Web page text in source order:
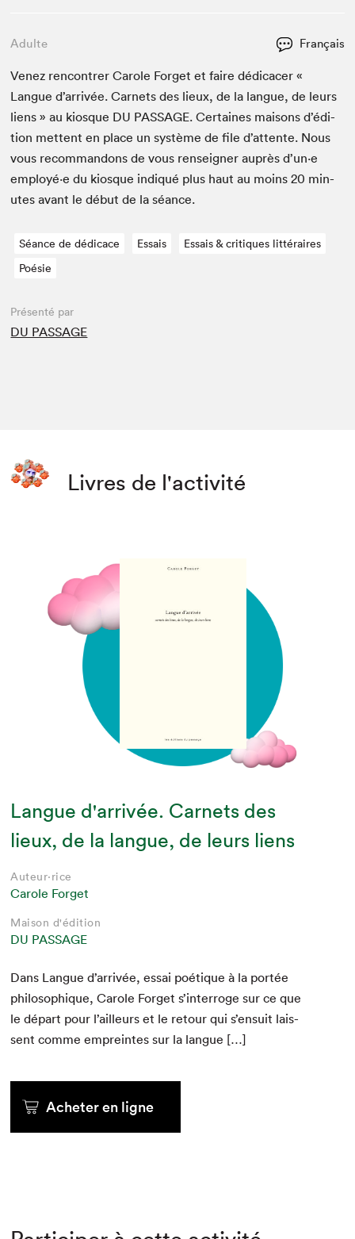
Adulte Français
Venez ren­con­tr­er Car­ole For­get et faire dédi­cac­er «
Langue d’ar­rivée. Car­nets des lieux, de la langue, de leurs
liens » au kiosque DU PAS­SAGE. Cer­taines maisons d’édi­
tion met­tent en place un sys­tème de file d’at­tente. Nous
vous recom­man­dons de vous ren­seign­er auprès d’un·e
employé·e du kiosque indiqué plus haut au moins20 min­
utes avant le début de la séance.
Séance de dédicace Essais
Essais & critiques littéraires
Poésie
Présenté par
DU PASSAGE
Livres de l'activité
Langue d'arrivée. Carnets des
lieux, de la langue, de leurs liens
Auteur·rice
Carole Forget
Maison d'édition
DU PASSAGE
Dans Langue d’arrivée, essai poé­tique à la portée
philosophique, Car­ole For­get s’interroge sur ce que
le départ pour l’ailleurs et le retour qui s’ensuit lais­
sent comme empreintes sur la langue […]
Acheter en ligne